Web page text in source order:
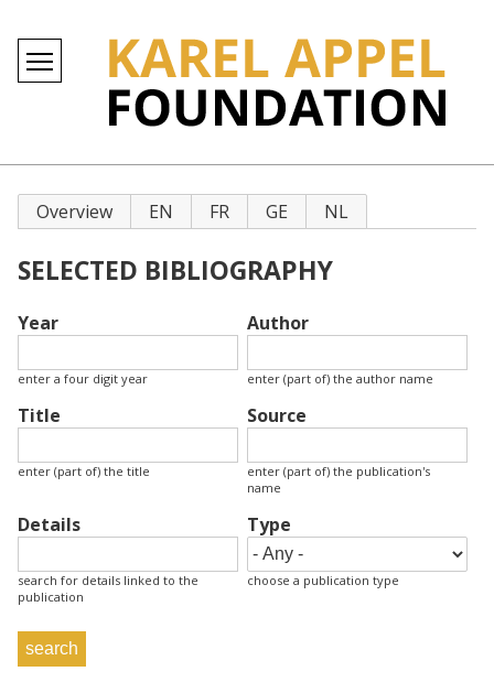
Primary
Overview EN FR GE NL
SELECTED BIBLIOGRAPHY
Year
enter a four digit year
Author
enter (part of) the author name
Title
enter (part of) the title
Source
enter (part of) the publication's
name
Details
search for details linked to the
publication
Type
choose a publication type